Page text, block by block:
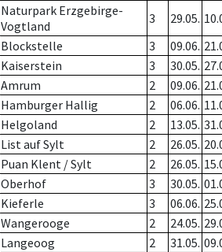
Naturpark Erzgebirge-
Vogtland
3 29.05.
Blockstelle 3 09.06.
Kaiserstein 3 30.05.
Amrum 2 09.06.
Hamburger Hallig 2 06.06.
Helgoland 2 13.05.
List auf Sylt 2 26.05.
Puan Klent / Sylt 2 26.05.
Oberhof 3 30.05.
Kieferle 3 06.06.
Wangerooge 2 24.05.
Langeoog 2 31.05.